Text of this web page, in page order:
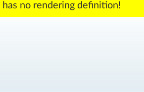
no rendering definition!